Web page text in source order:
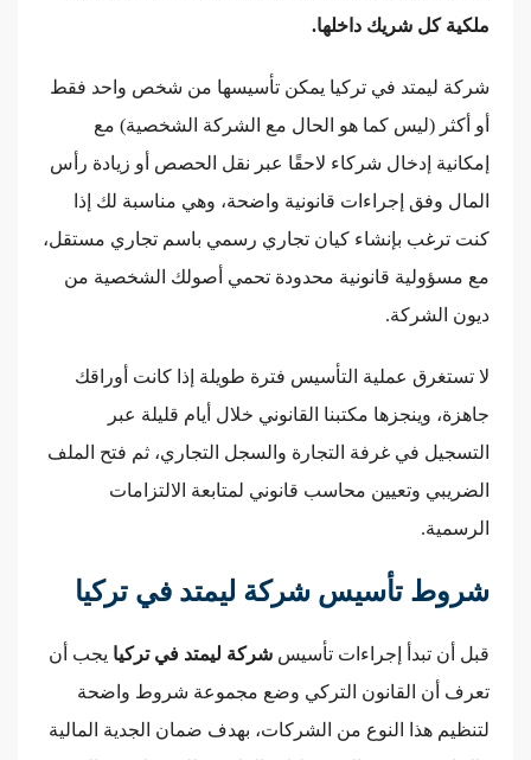
ملكية كل شريك داخلها.
شركة ليمتد في تركيا يمكن تأسيسها من شخص واحد فقط
أو أكثر (ليس كما هو الحال مع الشركة الشخصية) مع
إمكانية إدخال شركاء لاحقًا عبر نقل الحصص أو زيادة رأس
المال وفق إجراءات قانونية واضحة، وهي مناسبة لك إذا
كنت ترغب بإنشاء كيان تجاري رسمي باسم تجاري مستقل،
مع مسؤولية قانونية محدودة تحمي أصولك الشخصية من
ديون الشركة.
لا تستغرق عملية التأسيس فترة طويلة إذا كانت أوراقك
جاهزة، وينجزها مكتبنا القانوني خلال أيام قليلة عبر
التسجيل في غرفة التجارة والسجل التجاري، ثم فتح الملف
الضريبي وتعيين محاسب قانوني لمتابعة الالتزامات
الرسمية.
شروط تأسيس شركة ليمتد في تركيا
قبل أن تبدأ إجراءات تأسيس شركة ليمتد في تركيا يجب أن
تعرف أن القانون التركي وضع مجموعة شروط واضحة
لتنظيم هذا النوع من الشركات، بهدف ضمان الجدية المالية